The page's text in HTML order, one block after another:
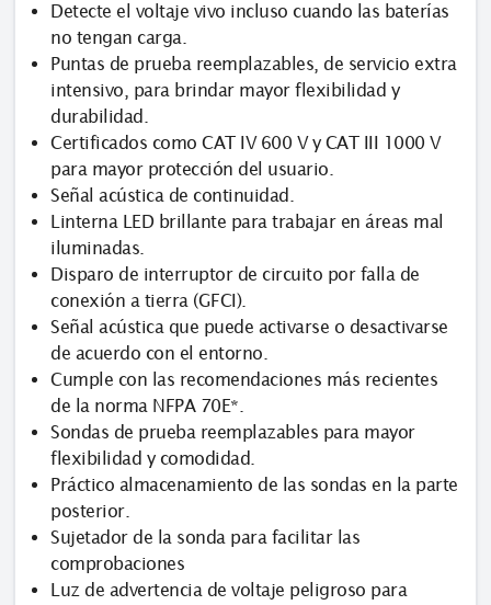
Detecte el voltaje vivo incluso cuando las baterías
no tengan carga.
Puntas de prueba reemplazables, de servicio extra
intensivo, para brindar mayor flexibilidad y
durabilidad.
Certificados como CAT IV 600 V y CAT III 1000 V
para mayor protección del usuario.
Señal acústica de continuidad.
Linterna LED brillante para trabajar en áreas mal
iluminadas.
Disparo de interruptor de circuito por falla de
conexión a tierra (GFCI).
Señal acústica que puede activarse o desactivarse
de acuerdo con el entorno.
Cumple con las recomendaciones más recientes
de la norma NFPA 70E*.
Sondas de prueba reemplazables para mayor
flexibilidad y comodidad.
Práctico almacenamiento de las sondas en la parte
posterior.
Sujetador de la sonda para facilitar las
comprobaciones
Luz de advertencia de voltaje peligroso para